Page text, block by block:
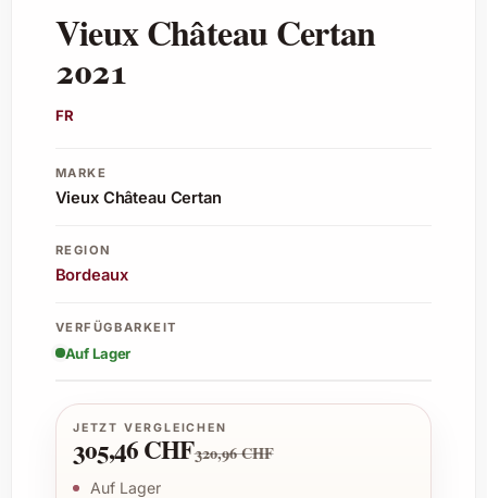
Vieux Château Certan
2021
FR
MARKE
Vieux Château Certan
REGION
Bordeaux
VERFÜGBARKEIT
Auf Lager
JETZT VERGLEICHEN
305,46 CHF320,96 CHF
Auf Lager